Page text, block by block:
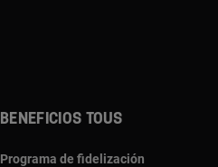
Beneficios TOUS
Programa de fidelización